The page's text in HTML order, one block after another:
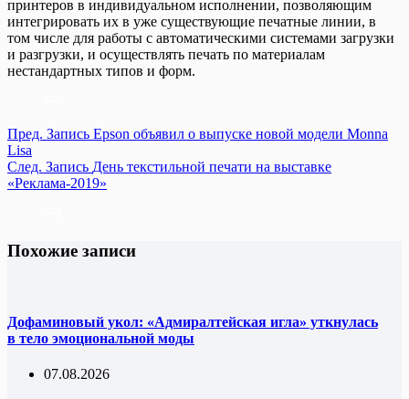
принтеров в индивидуальном исполнении, позволяющим
интегрировать их в уже существующие печатные линии, в
том числе для работы с автоматическими системами загрузки
и разгрузки, и осуществлять печать по материалам
нестандартных типов и форм.
Пред. Запись Epson объявил о выпуске новой модели Monna
Lisa
След. Запись День текстильной печати на выставке
«Реклама-2019»
Похожие записи
Дофаминовый укол: «Адмиралтейская игла» уткнулась
в тело эмоциональной моды
07.08.2026